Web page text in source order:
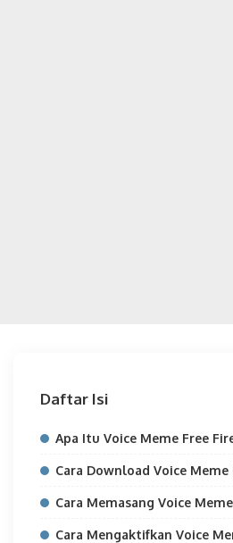
Daftar Isi
Apa Itu Voice Meme Free
Cara Download Voice Meme
Cara Memasang Voice
Cara Mengaktifkan Voice